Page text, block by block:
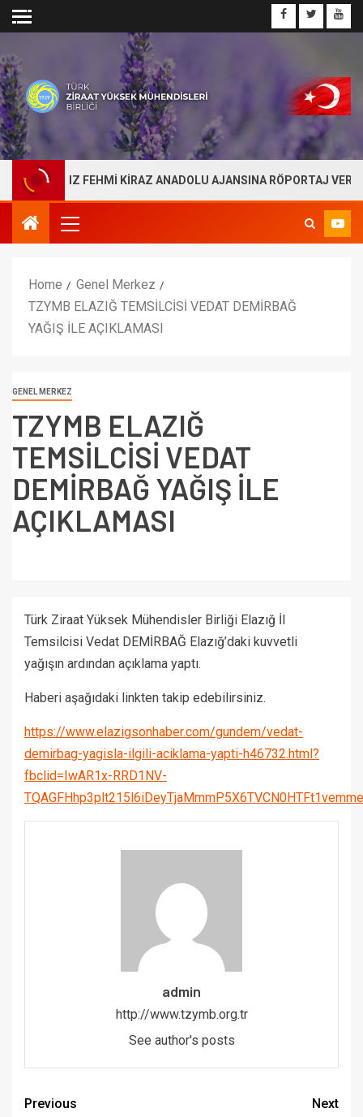
FEHMİ KİRAZ ANADOLU AJANSINA RÖPORTAJ VERDİ
Home
Genel Merkez
TZYMB ELAZIĞ TEMSİLCİSİ VEDAT DEMİRBAĞ
YAĞIŞ İLE AÇIKLAMASI
GENEL MERKEZ
TZYMB ELAZIĞ
TEMSİLCİSİ VEDAT
DEMİRBAĞ YAĞIŞ İLE
AÇIKLAMASI
Türk Ziraat Yüksek Mühendisler Birliği Elazığ İl
Temsilcisi Vedat DEMİRBAĞ Elazığ’daki kuvvetli
yağışın ardından açıklama yaptı.
Haberi aşağıdaki linkten takip edebilirsiniz.
https://www.elazigsonhaber.com/gundem/vedat-
demirbag-yagisla-ilgili-aciklama-yapti-h46732.html?
fbclid=IwAR1x-RRD1NV-
admin
http://www.tzymb.org.tr
See author's posts
Previous
Next